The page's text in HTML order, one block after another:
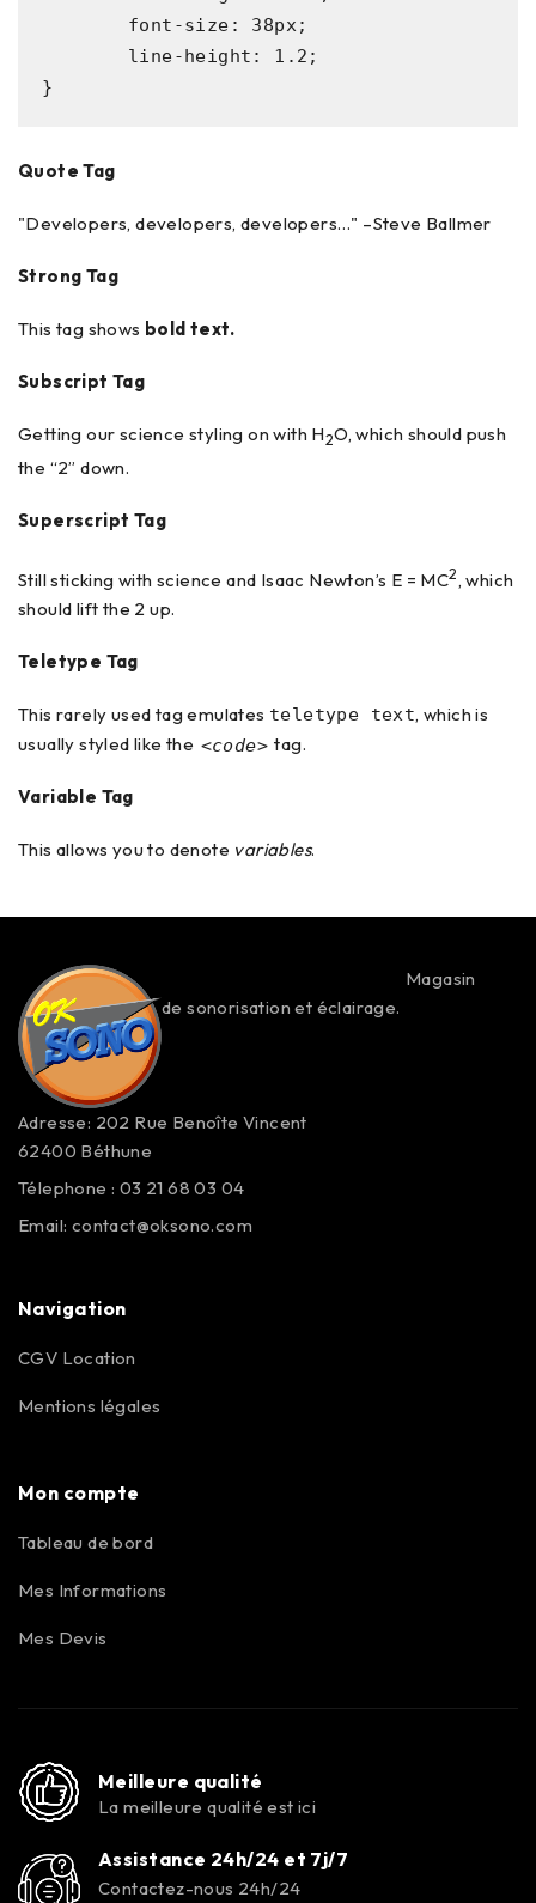
}
Quote Tag
Developers, developers, developers… –Steve Ballmer
Strong Tag
This tag shows bold text.
Subscript Tag
Getting our science styling on with H2O, which should push
the “2” down.
Superscript Tag
Still sticking with science and Isaac Newton’s E = MC2, which
should lift the 2 up.
Teletype Tag
This rarely used tag emulates teletype text, which is
usually styled like the <code> tag.
Variable Tag
This allows you to denote variables.
Magasin
de sonorisation et éclairage.
Adresse: 202 Rue Benoîte Vincent
62400 Béthune
Télephone : 03 21 68 03 04
Email: contact@oksono.com
Navigation
CGV Location
Mentions légales
Mon compte
Tableau de bord
Mes Informations
Mes Devis
Meilleure qualité
La meilleure qualité est ici
Assistance 24h/24 et 7j/7
Contactez-nous 24h/24